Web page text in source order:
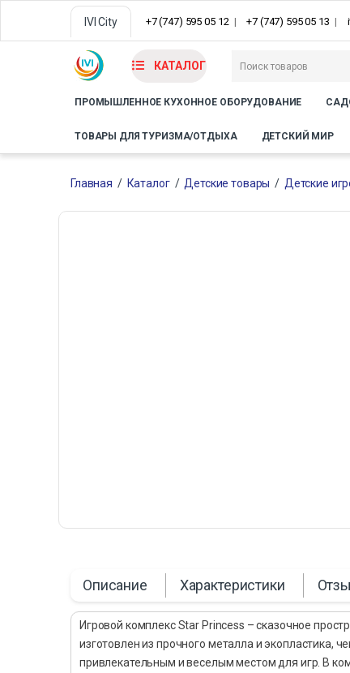
IVI City +7 (747) 595 05 12 +7 (747) 595 05 13
КАТАЛОГ
ПРОМЫШЛЕННОЕ КУХОННОЕ ОБОРУДОВАНИЕ
ТОВАРЫ ДЛЯ ТУРИЗМА/ОТДЫХА ДЕТСКИЙ МИР
Главная / Каталог / Детские товары / Детские
Описание Характеристики
Игровой комплекс Star Princess – сказочное
изготовлен из прочного металла и экопластика,
привлекательным и веселым местом для игр. В